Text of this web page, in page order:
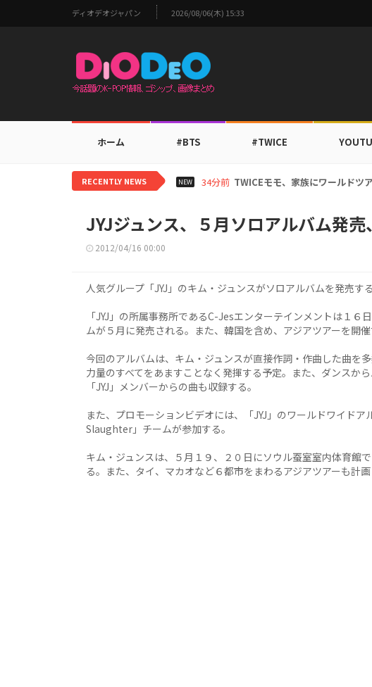
ディオデオジャパン 2026/08/06(木) 15:33
ホーム #BTS #TWICE
RECENTLY NEWS NEW 3時間前 IVEチャン・ウォニョン、輝く
JYJジュンス、５月ソロアルバム発
2012/04/16 00:00
人気グループ「JYJ」のキム・ジュンスがソロアルバムを発売する
「JYJ」の所属事務所であるC-Jesエンターテインメントは１
ムが５月に発売される。また、韓国を含め、アジアツアーを開催
今回のアルバムは、キム・ジュンスが直接作詞・作曲した曲を
力量のすべてをあますことなく発揮する予定。また、ダンスか
「JYJ」メンバーからの曲も収録する。
また、プロモーションビデオには、「JYJ」のワールドワイド
Slaughter」チームが参加する。
キム・ジュンスは、５月１９、２０日にソウル蚕室室内体育館
る。また、タイ、マカオなど６都市をまわるアジアツアーも計画